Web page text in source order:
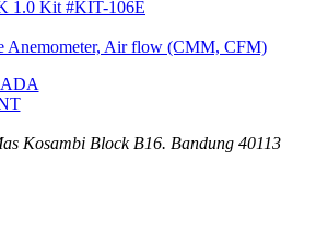
1.0 Kit #KIT-106E
Anemometer, Air flow (CMM, CFM)
Kosambi Block B16. Bandung 40113